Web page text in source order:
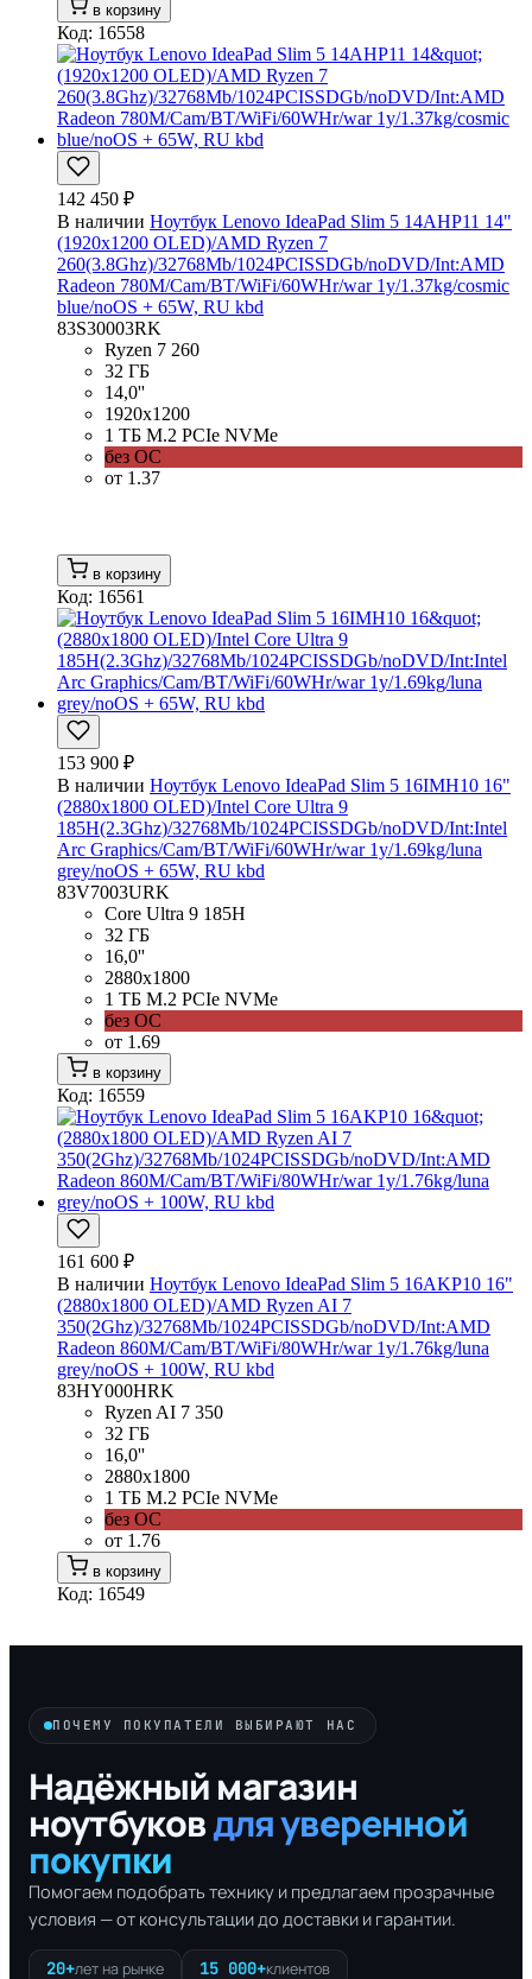
в корзину
Код: 16558
142 450 ₽
В наличии Ноутбук Lenovo IdeaPad Slim 5 14AHP11 14"
(1920x1200 OLED)/AMD Ryzen 7
260(3.8Ghz)/32768Mb/1024PCISSDGb/noDVD/Int:AMD
Radeon 780M/Cam/BT/WiFi/60WHr/war 1y/1.37kg/cosmic
blue/noOS + 65W, RU kbd
83S30003RK
Ryzen 7 260
32 ГБ
14,0''
1920x1200
1 ТБ M.2 PCIe NVMe
без ОС
от 1.37
в корзину
Код: 16561
153 900 ₽
В наличии Ноутбук Lenovo IdeaPad Slim 5 16IMH10 16"
(2880x1800 OLED)/Intel Core Ultra 9
185H(2.3Ghz)/32768Mb/1024PCISSDGb/noDVD/Int:Intel
Arc Graphics/Cam/BT/WiFi/60WHr/war 1y/1.69kg/luna
grey/noOS + 65W, RU kbd
83V7003URK
Core Ultra 9 185H
32 ГБ
16,0''
2880x1800
1 ТБ M.2 PCIe NVMe
без ОС
от 1.69
в корзину
Код: 16559
161 600 ₽
В наличии Ноутбук Lenovo IdeaPad Slim 5 16AKP10 16"
(2880x1800 OLED)/AMD Ryzen AI 7
350(2Ghz)/32768Mb/1024PCISSDGb/noDVD/Int:AMD
Radeon 860M/Cam/BT/WiFi/80WHr/war 1y/1.76kg/luna
grey/noOS + 100W, RU kbd
83HY000HRK
Ryzen AI 7 350
32 ГБ
16,0''
2880x1800
1 ТБ M.2 PCIe NVMe
без ОС
от 1.76
в корзину
Код: 16549
ПОЧЕМУ ПОКУПАТЕЛИ ВЫБИРАЮТ НАС
Надёжный магазин
ноутбуковдля уверенной
покупки
Помогаем подобрать технику и предлагаем прозрачные
условия — от консультации до доставки и гарантии.
20+лет на рынке 15 000+клиентов